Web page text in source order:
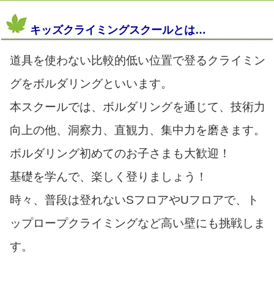
キッズクライミングスクールとは…
道具を使わない比較的低い位置で登るクライミン
グをボルダリングといいます。
本スクールでは、ボルダリングを通じて、技術力
向上の他、洞察力、直観力、集中力を磨きます。
ボルダリング初めてのお子さまも大歓迎！
基礎を学んで、楽しく登りましょう！
時々、普段は登れないSフロアやUフロアで、ト
ップロープクライミングなど高い壁にも挑戦しま
す。